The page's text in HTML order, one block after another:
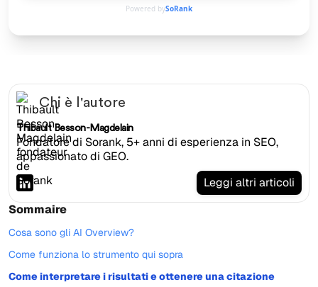
Powered bySoRank
Chi è l'autore
Thibault Besson-Magdelain
Fondatore di Sorank, 5+ anni di esperienza in SEO,
appassionato di GEO.
Leggi altri articoli
Sommaire
Cosa sono gli AI Overview?
Come funziona lo strumento qui sopra
Come interpretare i risultati e ottenere una citazione